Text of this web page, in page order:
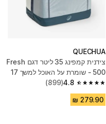
QUECHUA
צידנית קמפינג 35 ליטר דגם Fresh
500 - שומרת על האוכל למשך 17
שעות
4.8
4.8 out of 5 stars from 899 reviews
(899)